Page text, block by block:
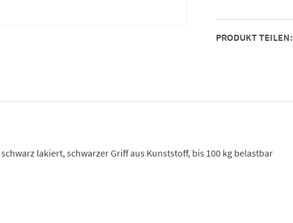
PRODUKT TEILEN:
lakiert, schwarzer Griff aus Kunststoff, bis 100 kg belastbar